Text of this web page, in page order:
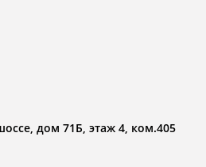
дом 71Б, этаж 4, ком.405